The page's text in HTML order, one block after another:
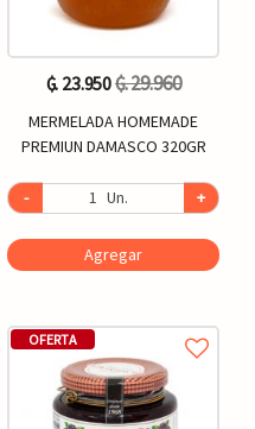
₲. 23.950₲. 29.960
MERMELADA HOMEMADE
PREMIUN DAMASCO 320GR
- Un. +
Agregar
OFERTA